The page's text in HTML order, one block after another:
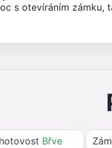
s otevíráním zámku,
Břve